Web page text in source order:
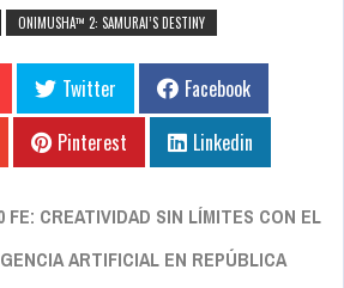
ONIMUSHA™ 2: SAMURAI’S DESTINY
Twitter
Facebook
Pinterest Linkedin
FE: CREATIVIDAD SIN LÍMITES CON EL
ARTIFICIAL EN REPÚBLICA